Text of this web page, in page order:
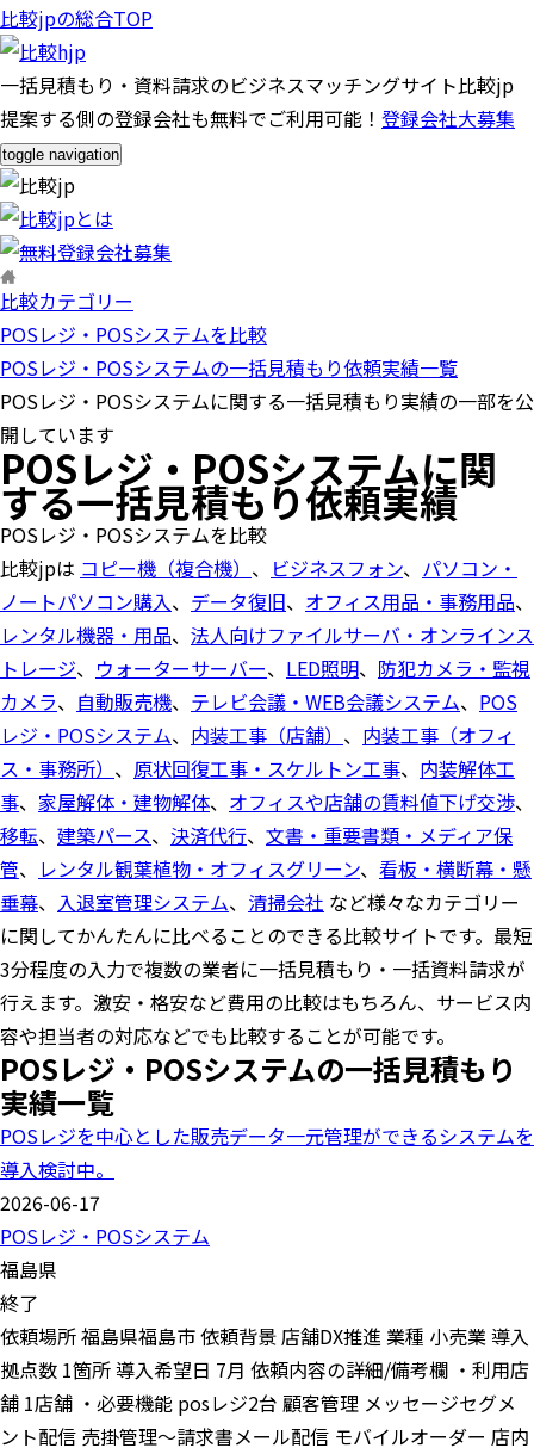
比較jpの総合TOP
一括見積もり・資料請求のビジネスマッチングサイト比較jp
提案する側の登録会社も無料でご利用可能！ 登録会社大募集
toggle navigation
比較カテゴリー
POSレジ・POSシステムを比較
POSレジ・POSシステムの一括見積もり依頼実績一覧
POSレジ・POSシステムに関する一括見積もり実績の一部を公
開しています
POSレジ・POSシステムに関
する一括見積もり依頼実績
POSレジ・POSシステムを比較
比較jpは コピー機（複合機） 、 ビジネスフォン、 パソコン・
ノートパソコン購入、 データ復旧、 オフィス用品・事務用品、
レンタル機器・用品、 法人向けファイルサーバ・オンラインス
トレージ、 ウォーターサーバー、 LED照明、 防犯カメラ・監視
カメラ、 自動販売機、 テレビ会議・WEB会議システム、 POS
レジ・POSシステム、 内装工事（店舗） 、 内装工事（オフィ
ス・事務所） 、 原状回復工事・スケルトン工事、 内装解体工
事、 家屋解体・建物解体、 オフィスや店舗の賃料値下げ交渉、
移転、 建築パース、 決済代行、 文書・重要書類・メディア保
管、 レンタル観葉植物・オフィスグリーン、 看板・横断幕・懸
垂幕、 入退室管理システム、 清掃会社 など様々なカテゴリー
に関してかんたんに比べることのできる比較サイトです。最短
3分程度の入力で複数の業者に一括見積もり・一括資料請求が
行えます。激安・格安など費用の比較はもちろん、サービス内
容や担当者の対応などでも比較することが可能です。
POSレジ・POSシステムの一括見積もり
実績一覧
POSレジを中心とした販売データ一元管理ができるシステムを
導入検討中。
2026-06-17
POSレジ・POSシステム
福島県
終了
依頼場所 福島県福島市 依頼背景 店舗DX推進 業種 小売業 導入
拠点数 1箇所 導入希望日 7月 依頼内容の詳細/備考欄 ・利用店
舗 1店舗 ・必要機能 posレジ2台 顧客管理 メッセージセグメ
ント配信 売掛管理〜請求書メール配信 モバイルオーダー 店内